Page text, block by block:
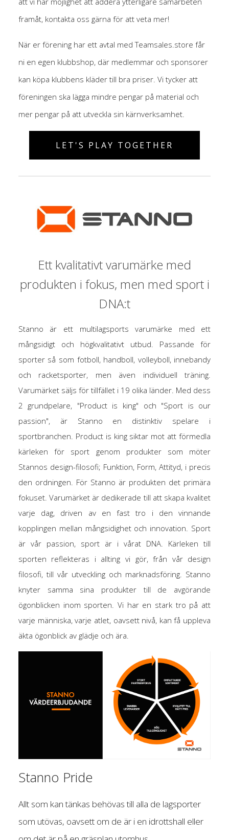
framåt, kontakta oss gärna för att veta mer!
När er förening har ett avtal med Teamsales.store får
ni en egen klubbshop, där medlemmar och sponsorer
kan köpa klubbens kläder till bra priser. Vi tycker att
föreningen ska lägga mindre pengar på material och
mer pengar på att utveckla sin kärnverksamhet.
LET'S PLAY TOGETHER
Ett kvalitativt varumärke med
produkten i fokus, men med sport i
DNA:t
Stanno är ett multilagsports varumärke med ett
mångsidigt och högkvalitativt utbud. Passande för
sporter så som fotboll, handboll, volleyboll, innebandy
och racketsporter, men även individuell träning.
Varumärket säljs för tillfället i 19 olika länder. Med dess
2 grundpelare, "Product is king" och "Sport is our
passion", är Stanno en distinktiv spelare i
sportbranchen. Product is king siktar mot att förmedla
kärleken för sport genom produkter som möter
Stannos design-filosofi; Funktion, Form, Attityd, i precis
den ordningen. För Stanno är produkten det primära
fokuset. Varumärket är dedikerade till att skapa kvalitet
varje dag, driven av en fast tro i den vinnande
kopplingen mellan mångsidighet och innovation. Sport
är vår passion, sport är i vårat DNA. Kärleken till
sporten reflekteras i allting vi gör, från vår design
filosofi, till vår utveckling och marknadsföring. Stanno
knyter samma sina produkter till de avgörande
ögonblicken inom sporten. Vi har en stark tro på att
varje människa, varje atlet, oavsett nivå, kan få uppleva
äkta ögonblick av glädje och ära.
Stanno Pride
Allt som kan tänkas behövas till alla de lagsporter
som utövas, oavsett om de är i en idrottshall eller